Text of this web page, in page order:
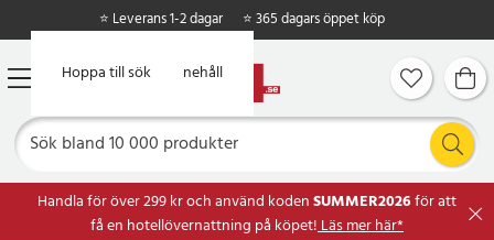
Hoppa till huvudinnehåll
Hoppa till sök
⭐ Leverans 1-2 dagar ⭐ 365 dagars öppet köp
Handla för över 299 kr och använd kodenSUMMER2026för att
få en hotellövernattning på köpet!Läs mer här*